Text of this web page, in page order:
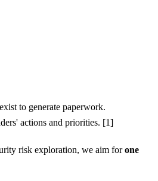
to generate paperwork.
actions and priorities. [1]
risk exploration, we aim forone